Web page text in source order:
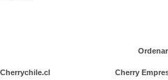
Cherrychile.cl Cherry